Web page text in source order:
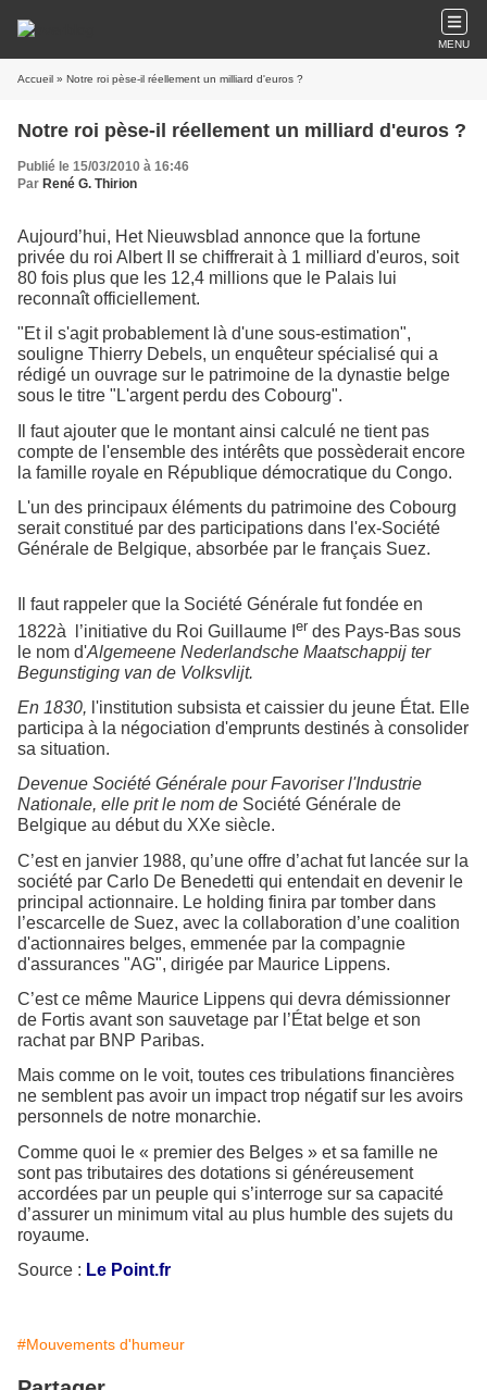
MENU
Accueil » Notre roi pèse-il réellement un milliard d'euros ?
Notre roi pèse-il réellement un milliard d'euros ?
Publié le 15/03/2010 à 16:46
Par René G. Thirion
Aujourd’hui, Het Nieuwsblad annonce que la fortune
privée du roi Albert II se chiffrerait à 1 milliard d'euros, soit
80 fois plus que les 12,4 millions que le Palais lui
reconnaît officiellement.
"Et il s'agit probablement là d'une sous-estimation",
souligne Thierry Debels, un enquêteur spécialisé qui a
rédigé un ouvrage sur le patrimoine de la dynastie belge
sous le titre "L'argent perdu des Cobourg".
Il faut ajouter que le montant ainsi calculé ne tient pas
compte de l'ensemble des intérêts que possèderait encore
la famille royale en République démocratique du Congo.
L'un des principaux éléments du patrimoine des Cobourg
serait constitué par des participations dans l'ex-Société
Générale de Belgique, absorbée par le français Suez.
Il faut rappeler que la Société Générale fut fondée en
1822à
l’initiative du Roi Guillaume I er des Pays-Bas sous
le nom d'Algemeene Nederlandsche Maatschappij ter
Begunstiging van de Volksvlijt.
En 1830, l'institution subsista et caissier du jeune État. Elle
participa à la négociation d'emprunts destinés à consolider
sa situation.
Devenue Société Générale pour Favoriser l'Industrie
Nationale, elle prit le nom de Société Générale de
Belgique au début du XXe siècle.
C’est en janvier 1988, qu’une offre d’achat fut lancée sur la
société par Carlo De Benedetti qui entendait en devenir le
principal actionnaire. Le holding finira par tomber dans
l’escarcelle de Suez, avec la collaboration d’une coalition
d'actionnaires belges, emmenée par la compagnie
d'assurances "AG", dirigée par Maurice Lippens.
C’est ce même Maurice Lippens qui devra démissionner
de Fortis avant son sauvetage par l’État belge et son
rachat par BNP Paribas.
Mais comme on le voit, toutes ces tribulations financières
ne semblent pas avoir un impact trop négatif sur les avoirs
personnels de notre monarchie.
Comme quoi le « premier des Belges » et sa famille ne
sont pas tributaires des dotations si généreusement
accordées par un peuple qui s’interroge sur sa capacité
d’assurer un minimum vital au plus humble des sujets du
royaume.
Source : Le Point.fr
#Mouvements d'humeur